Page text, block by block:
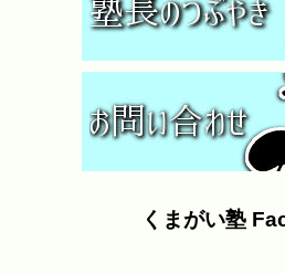
くまがい塾